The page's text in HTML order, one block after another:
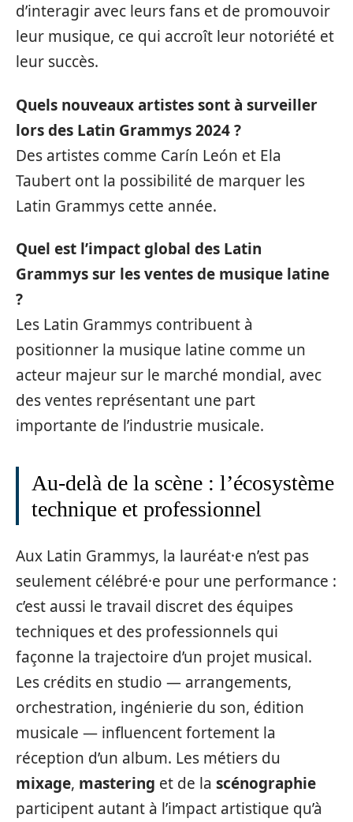
d’interagir avec leurs fans et de promouvoir
leur musique, ce qui accroît leur notoriété et
leur succès.
Quels nouveaux artistes sont à surveiller
lors des Latin Grammys 2024 ?
Des artistes comme Carín León et Ela
Taubert ont la possibilité de marquer les
Latin Grammys cette année.
Quel est l’impact global des Latin
Grammys sur les ventes de musique latine
?
Les Latin Grammys contribuent à
positionner la musique latine comme un
acteur majeur sur le marché mondial, avec
des ventes représentant une part
importante de l’industrie musicale.
Au‑delà de la scène : l’écosystème
technique et professionnel
Aux Latin Grammys, la lauréat·e n’est pas
seulement célébré·e pour une performance :
c’est aussi le travail discret des équipes
techniques et des professionnels qui
façonne la trajectoire d’un projet musical.
Les crédits en studio — arrangements,
orchestration, ingénierie du son, édition
musicale — influencent fortement la
réception d’un album. Les métiers du
mixage, mastering et de la scénographie
participent autant à l’impact artistique qu’à